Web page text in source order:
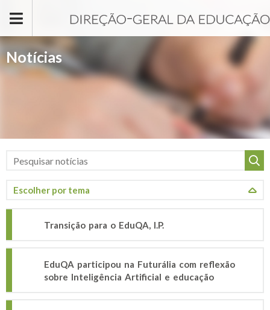
Notícias
Transição para o EduQA, I.P.
EduQA participou na Futurália com reflexão
sobre Inteligência Artificial e educação